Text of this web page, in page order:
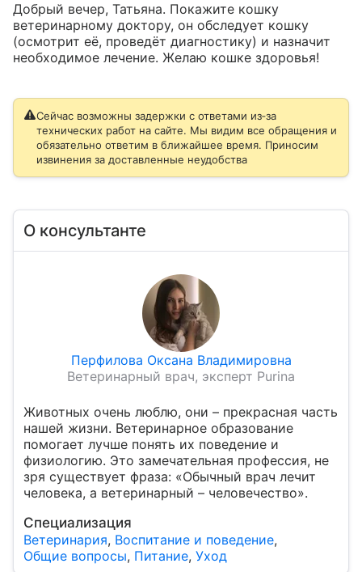
Добрый вечер, Татьяна. Покажите кошку
ветеринарному доктору, он обследует кошку
(осмотрит её, проведёт диагностику) и назначит
необходимое лечение. Желаю кошке здоровья!
Сейчас возможны задержки с ответами из‑за
технических работ на сайте. Мы видим все обращения и
обязательно ответим в ближайшее время. Приносим
извинения за доставленные неудобства
О консультанте
Перфилова Оксана Владимировна
Ветеринарный врач, эксперт Purina
Животных очень люблю, они – прекрасная часть
нашей жизни. Ветеринарное образование
помогает лучше понять их поведение и
физиологию. Это замечательная профессия, не
зря существует фраза: «Обычный врач лечит
человека, а ветеринарный – человечество».
Специализация
Ветеринария, Воспитание и поведение,
Общие вопросы, Питание, Уход